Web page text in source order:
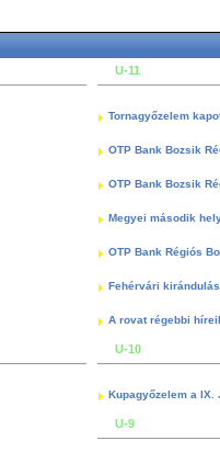
U-11
Tornagyőzelem
OTP Bank Bozsik
OTP Bank Bozsik
Megyei második
OTP Bank Régiós
Fehérvári kirándulás
A rovat régebbi
U-10
Kupagyőzelem a
U-9